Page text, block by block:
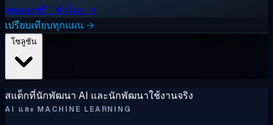
ทดลองฟรี 1 ชั่วโมง →
เปรียบเทียบทุกแผน →
สแต็กที่นักพัฒนา AI และนักพัฒนาใช้งานจริง
AI และ MACHINE LEARNING